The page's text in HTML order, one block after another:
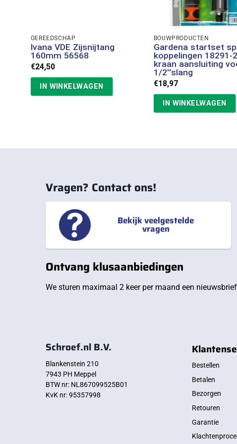
GEREEDSCHAP
Ivana VDE Zijsnijtang
160mm 56568
€24,50
IN WINKELWAGEN
BOUWPRODUCTEN
Gardena startset
koppelingen 18291-
kraan aansluiting
1/2″slang
€18,97
IN WINKELWAGEN
Vragen? Contact ons!
Bekijk veelgestelde
vragen
Ontvang klusaanbiedingen
We sturen maximaal 2 keer per maand een
Schroef.nl B.V.
Blankenstein 210
7943 PH Meppel
BTW nr: NL867099525B01
KvK nr: 95357998
Bestellen
Betalen
Bezorgen
Retouren
Garantie